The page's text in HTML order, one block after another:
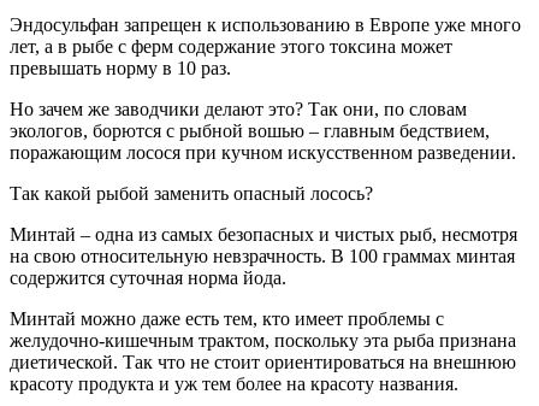
Эндосульфан запрещен к использованию в Европе уже много
лет, а в рыбе с ферм содержание этого токсина может
превышать норму в 10 раз.
Но зачем же заводчики делают это? Так они, по словам
экологов, борются с рыбной вошью – главным бедствием,
поражающим лосося при кучном искусственном разведении.
Так какой рыбой заменить опасный лосось?
Минтай – одна из самых безопасных и чистых рыб, несмотря
на свою относительную невзрачность. В 100 граммах минтая
содержится суточная норма йода.
Минтай можно даже есть тем, кто имеет проблемы с
желудочно-кишечным трактом, поскольку эта рыба признана
диетической. Так что не стоит ориентироваться на внешнюю
красоту продукта и уж тем более на красоту названия.